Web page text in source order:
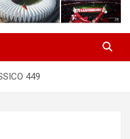
449